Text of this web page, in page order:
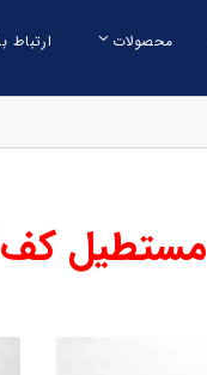
محصولات ارتباط
مستطیل کف